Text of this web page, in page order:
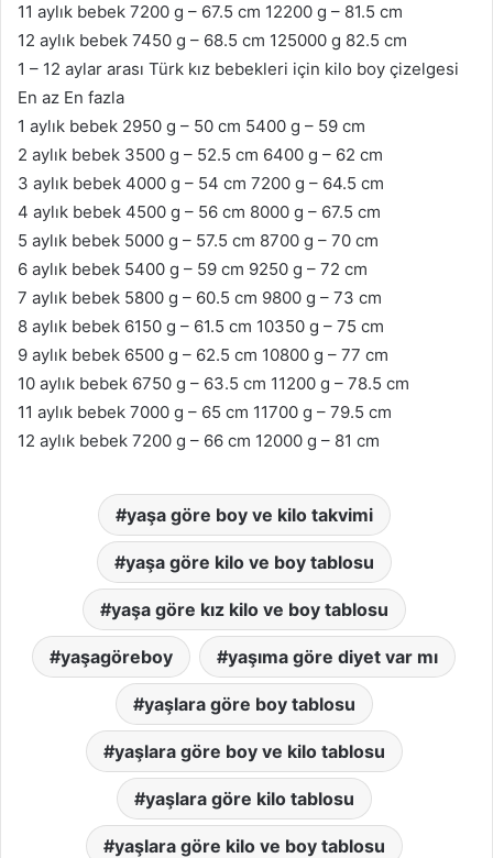
11 aylık bebek 7200 g – 67.5 cm 12200 g – 81.5 cm
12 aylık bebek 7450 g – 68.5 cm 125000 g 82.5 cm
1 – 12 aylar arası Türk kız bebekleri için kilo boy çizelgesi
En az En fazla
1 aylık bebek 2950 g – 50 cm 5400 g – 59 cm
2 aylık bebek 3500 g – 52.5 cm 6400 g – 62 cm
3 aylık bebek 4000 g – 54 cm 7200 g – 64.5 cm
4 aylık bebek 4500 g – 56 cm 8000 g – 67.5 cm
5 aylık bebek 5000 g – 57.5 cm 8700 g – 70 cm
6 aylık bebek 5400 g – 59 cm 9250 g – 72 cm
7 aylık bebek 5800 g – 60.5 cm 9800 g – 73 cm
8 aylık bebek 6150 g – 61.5 cm 10350 g – 75 cm
9 aylık bebek 6500 g – 62.5 cm 10800 g – 77 cm
10 aylık bebek 6750 g – 63.5 cm 11200 g – 78.5 cm
11 aylık bebek 7000 g – 65 cm 11700 g – 79.5 cm
12 aylık bebek 7200 g – 66 cm 12000 g – 81 cm
yaşa göre boy ve kilo takvimi
yaşa göre kilo ve boy tablosu
yaşa göre kız kilo ve boy tablosu
yaşagöreboy yaşıma göre diyet var mı
yaşlara göre boy tablosu
yaşlara göre boy ve kilo tablosu
yaşlara göre kilo tablosu
yaşlara göre kilo ve boy tablosu